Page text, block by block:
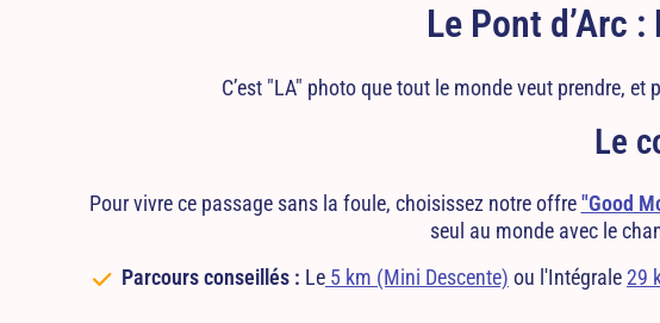
Le Pont d’Arc
C’est "LA" photo que tout le monde veut prendre,
Le
Pour vivre ce passage sans la foule, choisissez notre offre "Good
seul au monde avec le
Parcours conseillés : Le 5 km (Mini Descente) ou l'Intégrale 29